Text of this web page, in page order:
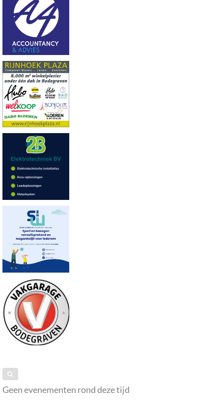
Geen evenementen rond deze tijd